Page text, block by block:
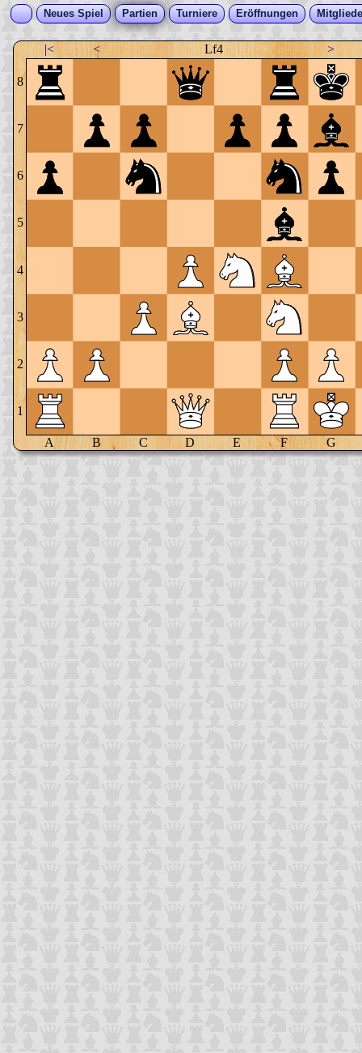
Neues Spiel Partien Turniere Eröffnungen
|< < Lf4 >
8
7
6
5
4
3
2
1
A B C D E F G